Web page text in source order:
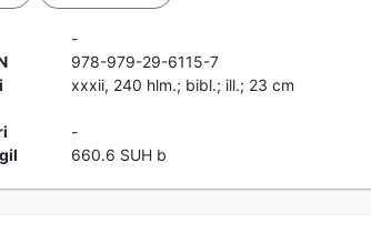
-
978-979-29-6115-7
xxxii, 240 hlm.; bibl.; ill.; 23 cm
-
660.6 SUH b